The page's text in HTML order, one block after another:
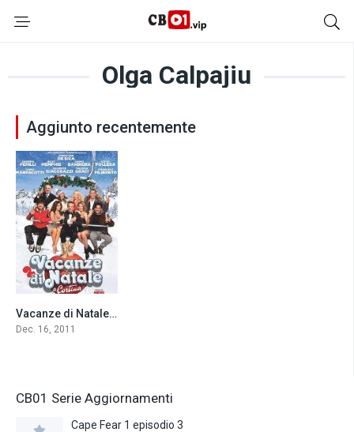
Olga Calpajiu
Aggiunto recentemente
4.5Vacanze di Natale a Cortina (2011)
Dec. 16, 2011
CB01 Serie Aggiornamenti
Cape Fear 1 episodio 3